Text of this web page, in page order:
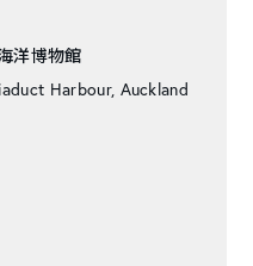
洋博物館
Harbour, Auckland